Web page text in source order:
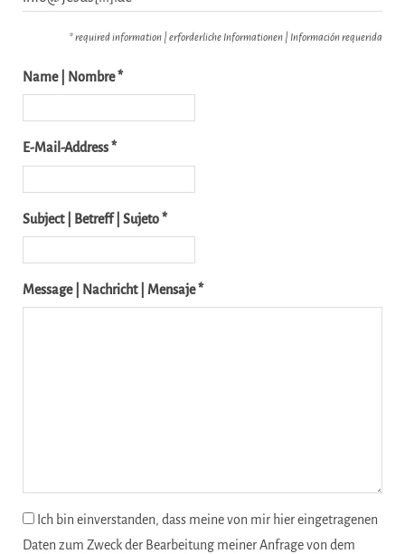
* required information | erforderliche Informationen | Información requerida
Name | Nombre *
E-Mail-Address *
Subject | Betreff | Sujeto *
Message | Nachricht | Mensaje *
Ich bin einverstanden, dass meine von mir hier eingetragenen
Daten zum Zweck der Bearbeitung meiner Anfrage von dem